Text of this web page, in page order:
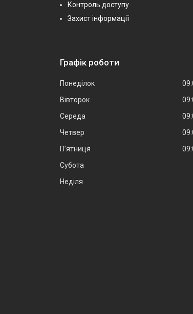
Контроль доступу
Захист інформації
Графік роботи
Понеділок
Вівторок
Середа
Четвер
Пʼятниця
Субота
Неділя